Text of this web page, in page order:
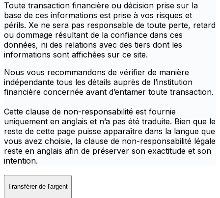
Toute transaction financière ou décision prise sur la
base de ces informations est prise à vos risques et
périls. Xe ne sera pas responsable de toute perte, retard
ou dommage résultant de la confiance dans ces
données, ni des relations avec des tiers dont les
informations sont affichées sur ce site.
Nous vous recommandons de vérifier de manière
indépendante tous les détails auprès de l’institution
financière concernée avant d’entamer toute transaction.
Cette clause de non-responsabilité est fournie
uniquement en anglais et n’a pas été traduite. Bien que le
reste de cette page puisse apparaître dans la langue que
vous avez choisie, la clause de non-responsabilité légale
reste en anglais afin de préserver son exactitude et son
intention.
Transférer de l'argent